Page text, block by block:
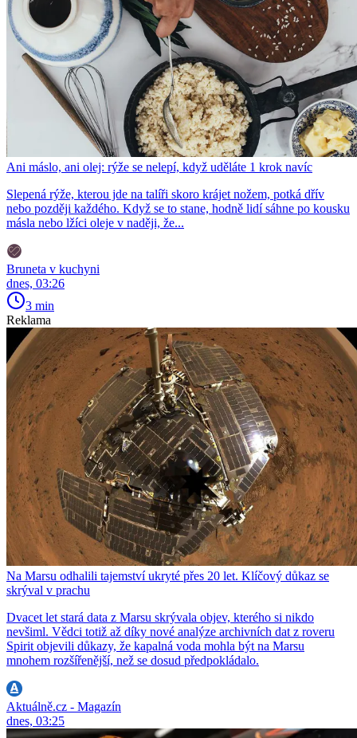
Ani máslo, ani olej: rýže se nelepí, když uděláte 1 krok navíc
Slepená rýže, kterou jde na talíři skoro krájet nožem, potká dřív
nebo později každého. Když se to stane, hodně lidí sáhne po kousku
másla nebo lžíci oleje v naději, že...
Bruneta v kuchyni
dnes, 03:26
3 min
Reklama
Na Marsu odhalili tajemství ukryté přes 20 let. Klíčový důkaz se
skrýval v prachu
Dvacet let stará data z Marsu skrývala objev, kterého si nikdo
nevšiml. Vědci totiž až díky nové analýze archivních dat z roveru
Spirit objevili důkazy, že kapalná voda mohla být na Marsu
mnohem rozšířenější, než se dosud předpokládalo.
Aktuálně.cz - Magazín
dnes, 03:25